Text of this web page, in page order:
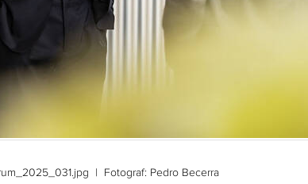
| Fotograf: Pedro Becerra